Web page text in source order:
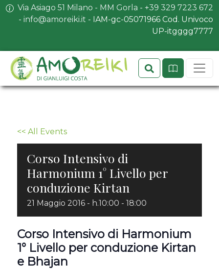
Via Asiago 51 Milano - MM Gorla - +39 329 7223 672
- info@amoreiki.it - ​​IAM-gc-05071966 Cod. Univoco
UP-itgggg7777
Search
<< All Events
Corso Intensivo di
Harmonium 1° Livello per
conduzione Kirtan
21 Maggio 2016 - h.10:00 - 18:00
Corso Intensivo di Harmonium
1° Livello per conduzione Kirtan
e Bhajan